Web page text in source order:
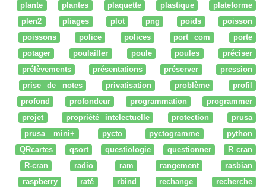
plante
plantes plaquette plastique
plateforme
plen2
pliages plot png poids
poisson
poissons
police polices port com
porte
potager
poulailler poule poules
préciser
prélèvements
présentations préserver
pression
prise de notes
privatisation problème
profil
profond
profondeur programmation
programmer
projet
propriété intelectuelle protection
prusa
prusa mini+
pycto pyctogramme
python
QRcartes
qsort questiologie questionner
R cran
R-cran
radio ram rangement
rasbian
raspberry
raté rbind rechange
recherche